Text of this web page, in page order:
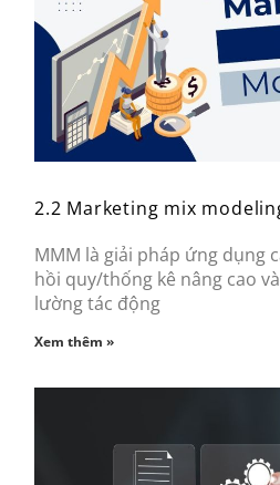
2.2 Marketing mix
MMM là giải pháp ứng dụng
hồi quy/thống kê nâng cao
lường tác động
Xem thêm »